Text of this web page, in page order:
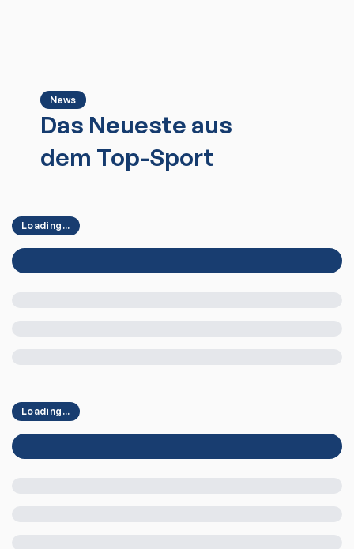
News
Das Neueste aus
dem Top-Sport
Loading...
Loading...